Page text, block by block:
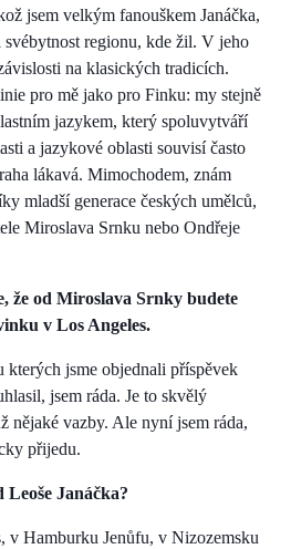
jsem velkým fanouškem Janáčka,
regionu, kde žil. V jeho
na klasických tradicích.
pro mě jako pro Finku: my stejně
jazykem, který spoluvytváří
a jazykové oblasti souvisí často
lákavá. Mimochodem, znám
mladší generace českých umělců,
Miroslava Srnku nebo Ondřeje
že od Miroslava Srnky budete
v Los Angeles.
kterých jsme objednali příspěvek
jsem ráda. Je to skvělý
nějaké vazby. Ale nyní jsem ráda,
přijedu.
Leoše Janáčka?
v Hamburku Jenůfu, v Nizozemsku